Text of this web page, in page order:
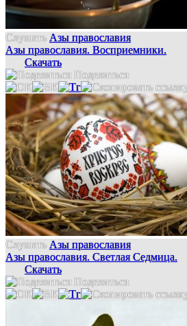
Слушать Азы православия
Азы православия. Восприемники.
Скачать
Поделиться
Слушать Азы православия
Азы православия. Светлая Седмица.
Скачать
Поделиться